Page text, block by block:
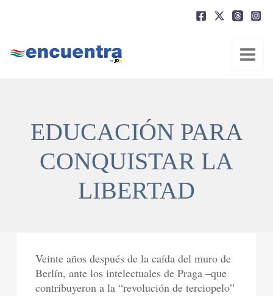
EDUCACIÓN PARA
CONQUISTAR LA
LIBERTAD
Veinte años después de la caída del muro de
Berlín, ante los intelectuales de Praga –que
contribuyeron a la “revolución de terciopelo”